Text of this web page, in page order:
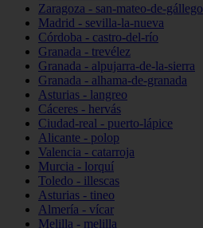
Zaragoza - san-mateo-de-gállego
Madrid - sevilla-la-nueva
Córdoba - castro-del-río
Granada - trevélez
Granada - alpujarra-de-la-sierra
Granada - alhama-de-granada
Asturias - langreo
Cáceres - hervás
Ciudad-real - puerto-lápice
Alicante - polop
Valencia - catarroja
Murcia - lorquí
Toledo - illescas
Asturias - tineo
Almería - vícar
Melilla - melilla